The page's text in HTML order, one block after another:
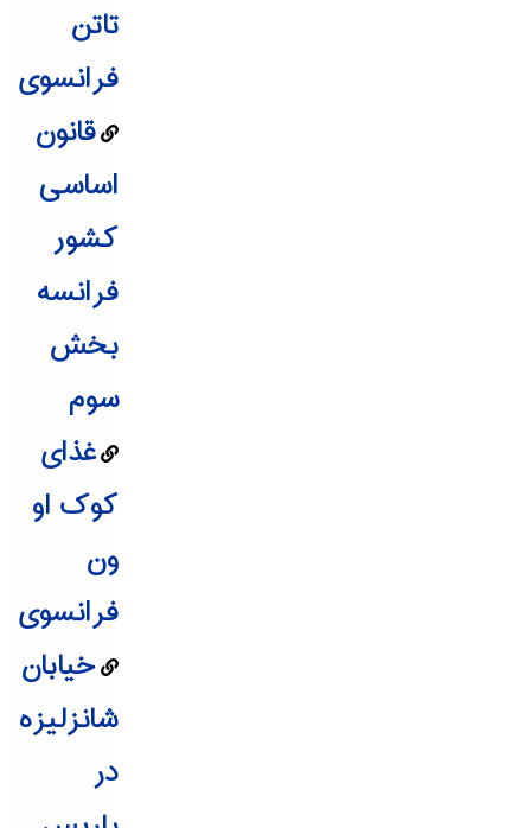
تاتن
فرانسوی
قانون
اساسی
کشور
فرانسه
بخش
سوم
غذای
کوک او
ون
فرانسوی
خیابان
شانزلیزه
در